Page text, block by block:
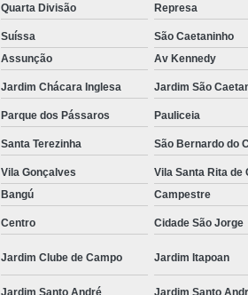
Quarta Divisão Represa
Suíssa São Caetaninho
Assunção Av Kennedy
Jardim Chácara Inglesa Jardim São
Parque dos Pássaros Pauliceia
Santa Terezinha São Bernardo do
Vila Gonçalves
Vila Santa Rita de
Bangú Campestre
Centro Cidade São Jorge
Jardim Clube de Campo Jardim Itapoan
Jardim Santo André Jardim Santo